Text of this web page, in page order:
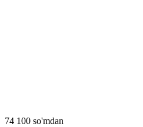
74 100 so'mdan